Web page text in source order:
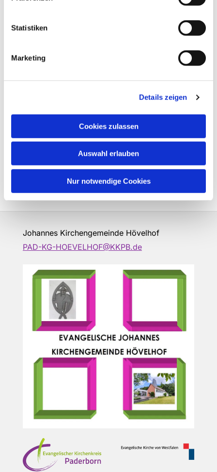
Statistiken
Marketing
Details zeigen
Cookies zulassen
Auswahl erlauben
Nur notwendige Cookies
Johannes Kirchengemeinde Hövelhof
PAD-KG-HOEVELHOF@KKPB.de